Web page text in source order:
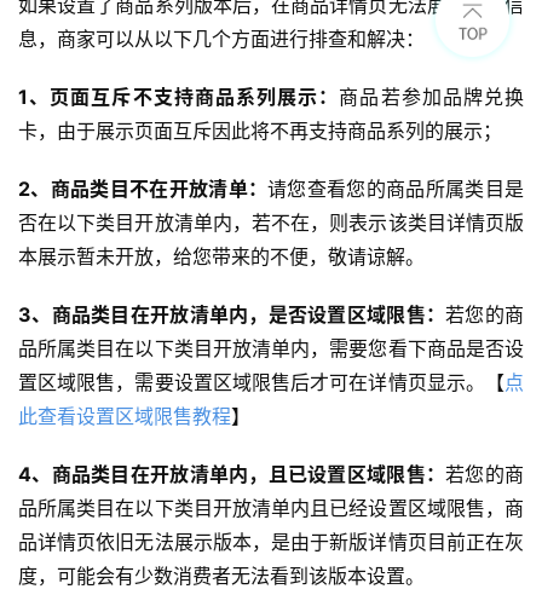
息，商家可以从以下几个方面进行排查和解决：
1、页面互斥不支持商品系列展示： 商品若参加品牌兑换
卡，由于展示页面互斥因此将不再支持商品系列的展示；
2、商品类目不在开放清单：请您查看您的商品所属类目是
否在以下类目开放清单内，若不在，则表示该类目详情页版
本展示暂未开放，给您带来的不便，敬请谅解。
3、商品类目在开放清单内，是否设置区域限售：若您的商
品所属类目在以下类目开放清单内，需要您看下商品是否设
置区域限售，需要设置区域限售后才可在详情页显示。【点
此查看设置区域限售教程】
4、商品类目在开放清单内，且已设置区域限售：若您的商
品所属类目在以下类目开放清单内且已经设置区域限售，商
品详情页依旧无法展示版本，是由于新版详情页目前正在灰
度，可能会有少数消费者无法看到该版本设置。